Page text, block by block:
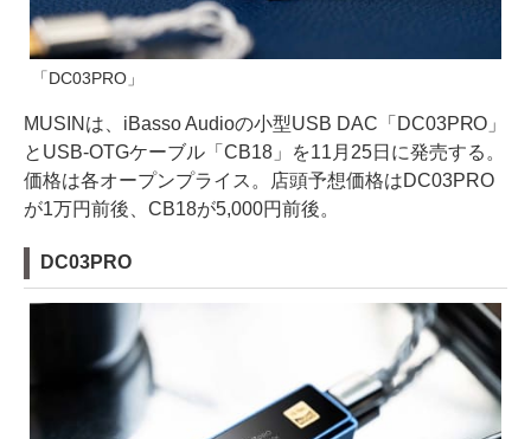
「DC03PRO」
MUSINは、iBasso Audioの小型USB DAC「DC03PRO」
とUSB-OTGケーブル「CB18」を11月25日に発売する。
価格は各オープンプライス。店頭予想価格はDC03PRO
が1万円前後、CB18が5,000円前後。
DC03PRO